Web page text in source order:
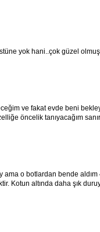
yok hani..çok güzel
ve fakat evde beni
öncelik tanıyacağım
ama o botlardan bende
Kotun altında daha şık